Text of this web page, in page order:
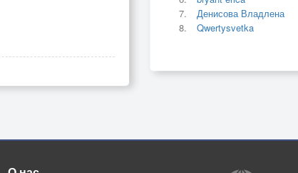
Денисова Владлена
Qwertysvetka